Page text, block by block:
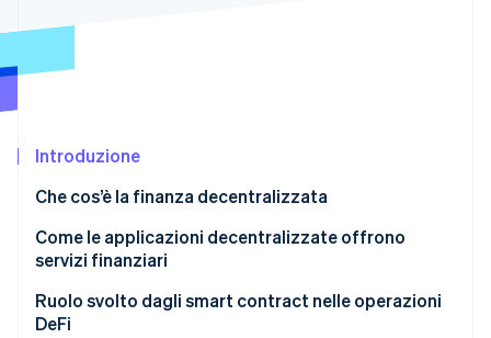
Prevenzione delle frodi
Climate
Identity
Verifica online dell'identità
Introduzione
Che cos’è la finanza decentralizzata
Come le applicazioni decentralizzate offrono
servizi finanziari
Ruolo svolto dagli smart contract nelle operazioni
DeFi